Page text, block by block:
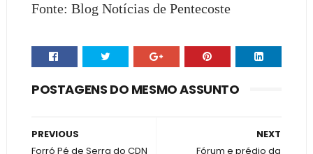
Fonte: Blog Notícias de Pentecoste
POSTAGENS DO MESMO ASSUNTO
NEXT
Fórum e prédio da
PREVIOUS
Forró Pé de Serra do CDN